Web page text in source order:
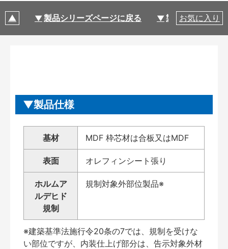
製品シリーズページに戻る 製品仕様
お気に入り
製品仕様
基材 MDF 枠芯材は合板又はMDF
表面 オレフィンシート張り
ホルムア
ルデヒド
規制
規制対象外部位製品※
※建築基準法施行令20条の7では、規制を受けな
い部位ですが、内装仕上げ部分は、告示対象外材